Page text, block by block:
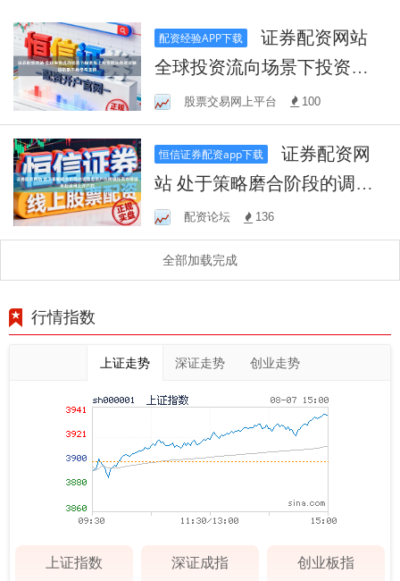
配资经验APP下载
证券配资网站
全球投资流向场景下投资线
上配资的风险指标联动机制
不同参与主体
股票交易网上平台 100
恒信证券配资app下载
证券配资网
站 处于策略磨合阶段的调整
型账户在跨境投资市场运用
配资网上开户的
配资论坛 136
全部加载完成
行情指数
上证走势 深证走势 创业走势
上证指数 深证成指 创业板指